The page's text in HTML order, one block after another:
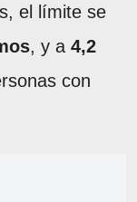
el límite se
, y a 4,2
con